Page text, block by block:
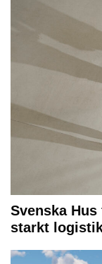
Svenska
starkt